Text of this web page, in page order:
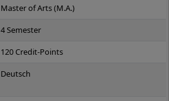
renommierten Praxispartnern in die
haben bereits erfolgreich mit der IU
Versicherungen oder Motel One. Die IU, die
Städten in Deutschland vertreten.
Master of Arts (M.A.)
4 Semester
120 Credit-Points
Deutsch